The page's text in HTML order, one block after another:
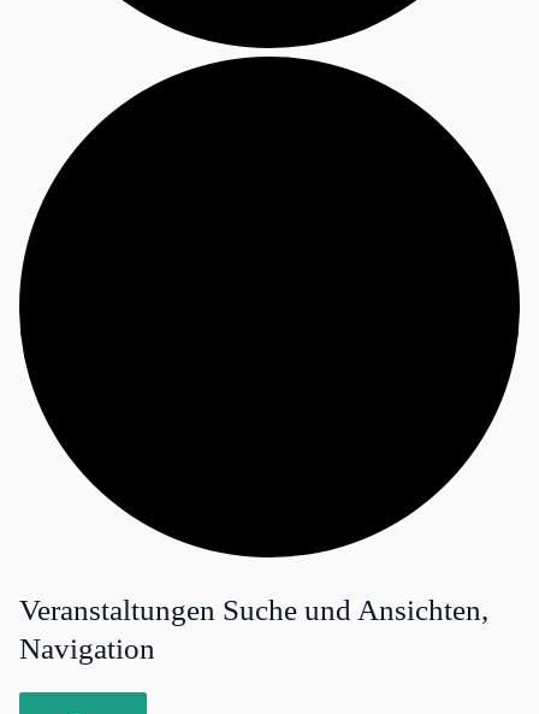
Veranstaltungen
Veranstaltungen Suche und Ansichten,
Navigation